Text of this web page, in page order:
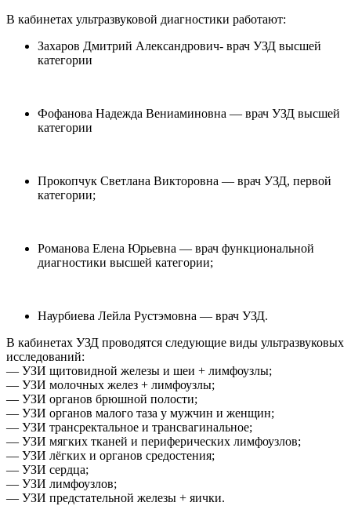
В кабинетах ультразвуковой диагностики работают:
Захаров Дмитрий Александрович- врач УЗД высшей
категории
Фофанова Надежда Вениаминовна — врач УЗД высшей
категории
Прокопчук Светлана Викторовна — врач УЗД, первой
категории;
Романова Елена Юрьевна — врач функциональной
диагностики высшей категории;
Наурбиева Лейла Рустэмовна — врач УЗД.
В кабинетах УЗД проводятся следующие виды ультразвуковых
исследований:
— УЗИ щитовидной железы и шеи + лимфоузлы;
— УЗИ молочных желез + лимфоузлы;
— УЗИ органов брюшной полости;
— УЗИ органов малого таза у мужчин и женщин;
— УЗИ трансректальное и трансвагинальное;
— УЗИ мягких тканей и периферических лимфоузлов;
— УЗИ лёгких и органов средостения;
— УЗИ сердца;
— УЗИ лимфоузлов;
— УЗИ предстательной железы + яички.